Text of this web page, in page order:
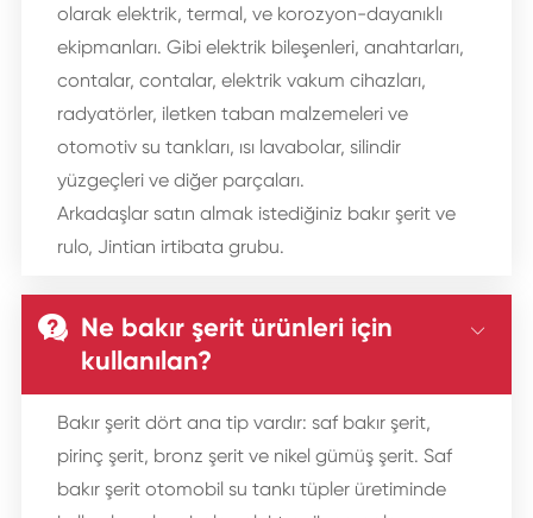
olarak elektrik, termal, ve korozyon-dayanıklı
ekipmanları. Gibi elektrik bileşenleri, anahtarları,
contalar, contalar, elektrik vakum cihazları,
radyatörler, iletken taban malzemeleri ve
otomotiv su tankları, ısı lavabolar, silindir
yüzgeçleri ve diğer parçaları.
Arkadaşlar satın almak istediğiniz bakır şerit ve
rulo, Jintian irtibata grubu.
 Ne bakır şerit ürünleri için
kullanılan?

Bakır şerit dört ana tip vardır: saf bakır şerit,
pirinç şerit, bronz şerit ve nikel gümüş şerit. Saf
bakır şerit otomobil su tankı tüpler üretiminde